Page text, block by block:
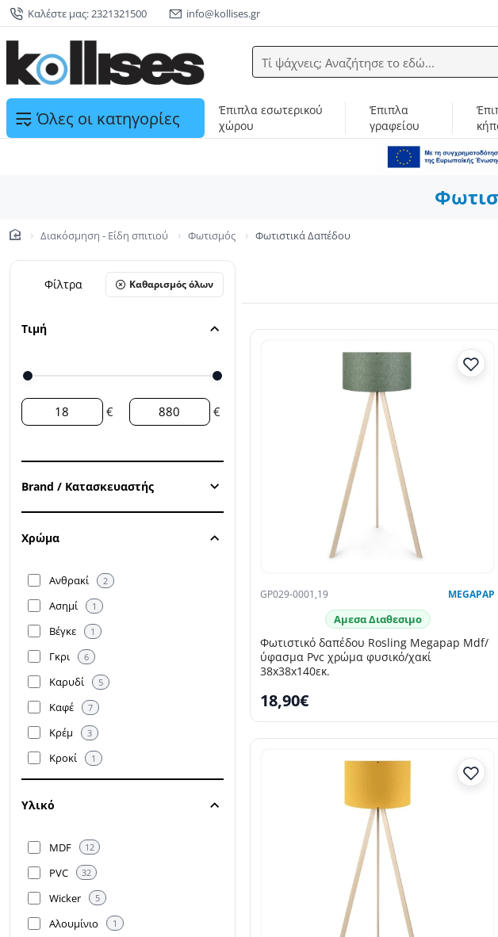
Καλέστε μας: 2321321500 info@kollises.gr
Τί ψάχνεις; Αναζήτησε το εδώ...
Όλες οι κατηγορίες
Έπιπλα εσωτερικού
χώρου
Έπιπλα
γραφείου
Διακόσμηση - Είδη σπιτιού Φωτισμός Φωτιστικά Δαπέδου
Φίλτρα Καθαρισμός όλων
Τιμή
€ €
Brand / Κατασκευαστής
Χρώμα
Ανθρακί 2
Ασημί 1
Βέγκε 1
Γκρι 6
Καρυδί 5
Καφέ 7
Κρέμ 3
Κροκί 1
Λευκό 12
Μαύρο
Υλικό
MDF 12
PVC 32
Wicker 5
Αλουμίνιο 1
GP029-0001,19 MEGAPAP
Αμεσα Διαθεσιμο
Φωτιστικό δαπέδου Rosling Megapap Mdf/
ύφασμα Pvc χρώμα φυσικό/χακί
38x38x140εκ.
18,90€